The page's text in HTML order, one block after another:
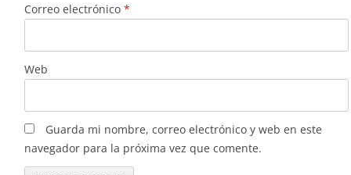
Correo electrónico *
Web
Guarda mi nombre, correo electrónico y web en este
navegador para la próxima vez que comente.